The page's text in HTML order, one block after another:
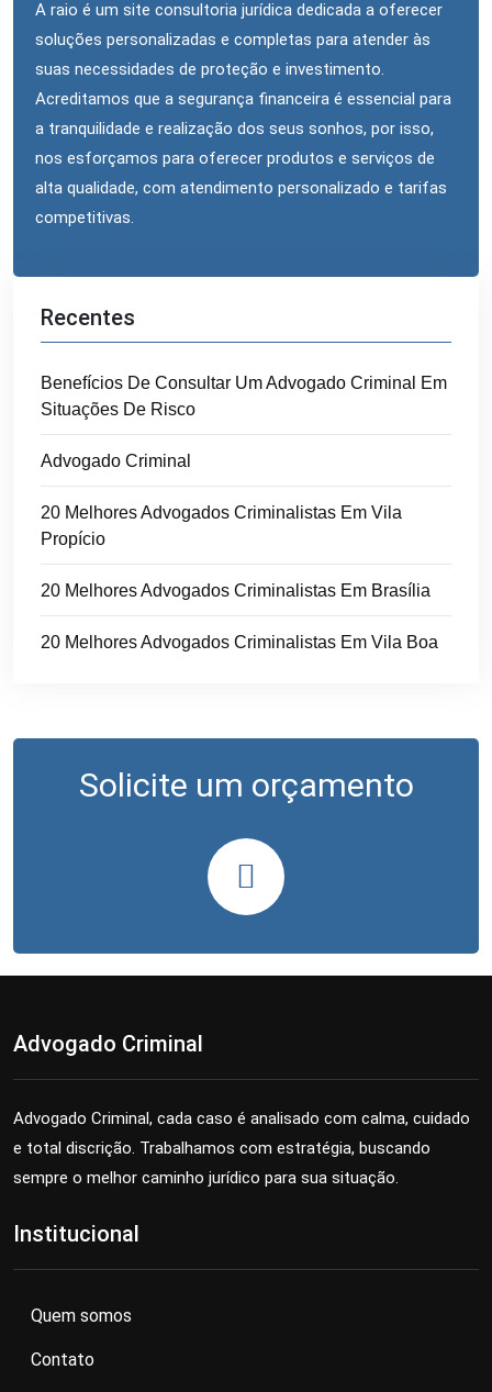
A raio é um site consultoria jurídica dedicada a oferecer
soluções personalizadas e completas para atender às
suas necessidades de proteção e investimento.
Acreditamos que a segurança financeira é essencial para
a tranquilidade e realização dos seus sonhos, por isso,
nos esforçamos para oferecer produtos e serviços de
alta qualidade, com atendimento personalizado e tarifas
competitivas.
Recentes
Benefícios De Consultar Um Advogado Criminal Em
Situações De Risco
Advogado Criminal
20 Melhores Advogados Criminalistas Em Vila
Propício
20 Melhores Advogados Criminalistas Em Brasília
20 Melhores Advogados Criminalistas Em Vila Boa
Solicite um orçamento
Advogado Criminal
Advogado Criminal, cada caso é analisado com calma, cuidado
e total discrição. Trabalhamos com estratégia, buscando
sempre o melhor caminho jurídico para sua situação.
Institucional
Quem somos
Contato